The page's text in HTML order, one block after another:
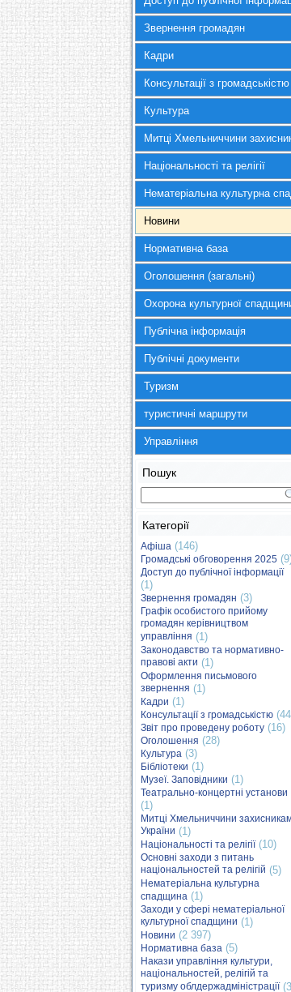
Звернення громадян
Кадри
Консультації з громадськістю
Культура
Митці Хмельниччини
Національності та релігії
Нематеріальна культурна
Новини
Нормативна база
Оголошення (загальні)
Охорона культурної
Публічна інформація
Публічні документи
Туризм
туристичні маршрути
Управління
Пошук
Категорії
Афіша (146)
Громадські обговорення 2025
Доступ до публічної інформації
(1)
Звернення громадян (3)
Графік особистого прийому
громадян керівництвом
управління (1)
Законодавство та нормативно-
правові акти (1)
Оформлення письмового
звернення (1)
Кадри (1)
Консультації з громадськістю
Звіт про проведену роботу (16)
Оголошення (28)
Культура (3)
Бібліотеки (1)
Музеї. Заповідники (1)
Театрально-концертні установи
(1)
Митці Хмельниччини
України (1)
Національності та релігії(10)
Основні заходи з питань
національностей та релігій (5)
Нематеріальна культурна
спадщина (1)
Заходи у сфері нематеріальної
культурної спадщини (1)
Новини (2 397)
Нормативна база (5)
Накази управління культури,
національностей, релігій та
туризму облдержадміністрації